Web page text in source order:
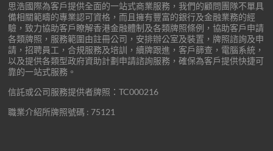
思浩國際為客戶提供全面的一站式商業服務，我們的顧問團隊不單具
備相關範疇的專業認可資格，而且擁有豐富的銀行及金融業務的經
驗，致力協助客戶瞭解香港金融體制及各類牌照條例，協助客戶申請
各類牌照，服務範圍由註冊公司，安排辦公室及裝置，牌照諮詢及申
請，招聘員工，合規服務及培訓，續牌跟進，客戶篩查，電腦系統，
以及提供各類型政府資助計劃申請諮詢服務，確保為客戶提供快捷可
靠的一站式服務。
信託或公司服務提供者牌照：TC000216
職業介紹所牌照號碼 : 75121